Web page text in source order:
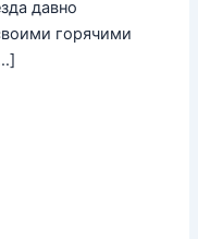
давно
горячими